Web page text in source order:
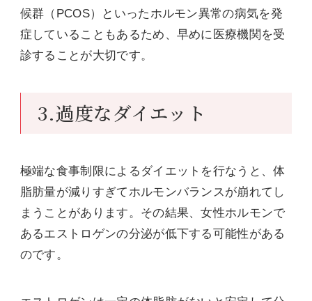
候群（PCOS）といったホルモン異常の病気を発
症していることもあるため、早めに医療機関を受
診することが大切です。
3.過度なダイエット
極端な食事制限によるダイエットを行なうと、体
脂肪量が減りすぎてホルモンバランスが崩れてし
まうことがあります。その結果、女性ホルモンで
あるエストロゲンの分泌が低下する可能性がある
のです。